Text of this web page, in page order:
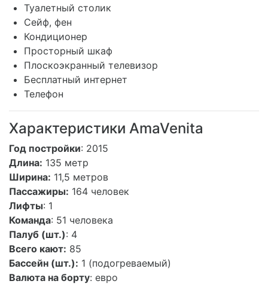
Туалетный столик
Сейф, фен
Кондиционер
Просторный шкаф
Плоскоэкранный телевизор
Бесплатный интернет
Телефон
Характеристики AmaVenita
Год постройки: 2015
Длина: 135 метр
Ширина: 11,5 метров
Пассажиры: 164 человек
Лифты: 1
Команда: 51 человека
Палуб (шт.): 4
Всего кают: 85
Бассейн (шт.): 1 (подогреваемый)
Валюта на борту: евро